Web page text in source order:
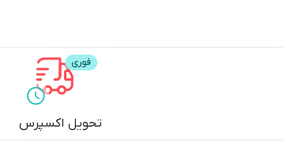
تحویل اکسپرس